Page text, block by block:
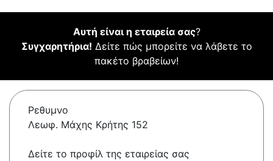
Αυτή είναι η εταιρεία σας?
Συγχαρητήρια! Δείτε πώς μπορείτε να λάβετε το
πακέτο βραβείων!
Ρεθυμνο
Λεωφ. Μάχης Κρήτης 152
Δείτε το προφίλ της εταιρείας σας